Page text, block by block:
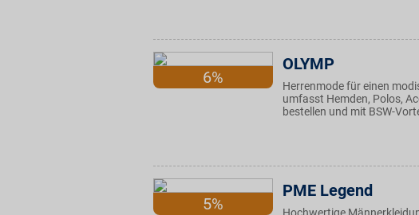
6%
OLYMP
Herrenmode für einen
umfasst Hemden, Polos,
bestellen und mit BSW-
5%
PME Legend